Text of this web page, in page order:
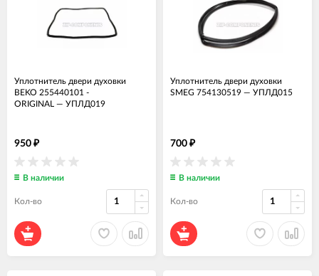
Уплотнитель двери духовки
BEKO 255440101 -
ORIGINAL — УПЛД019
950 ₽
В наличии
Кол-во
Уплотнитель двери духовки
SMEG 754130519 — УПЛД015
700 ₽
В наличии
Кол-во